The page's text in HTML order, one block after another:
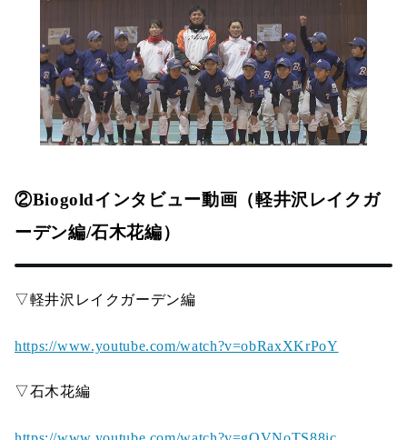
②Biogoldインタビュー動画（軽井沢レイクガ
ーデン編/石木花編）
▽軽井沢レイクガーデン編
https://www.youtube.com/watch?v=obRaxXKrPoY
▽石木花編